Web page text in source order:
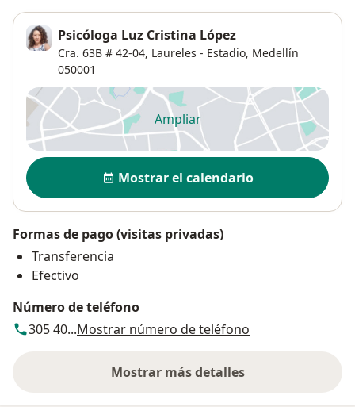
Psicóloga Luz Cristina López
Cra. 63B # 42-04, Laureles - Estadio, Medellín
050001
Ampliarse abre en una nueva
Disponibilidad
Mostrar el calendario
Formas de pago (visitas privadas)
Transferencia
Efectivo
Número de teléfono
305 40...Mostrar número de teléfono
Mostrar más detalles
sobre la dirección